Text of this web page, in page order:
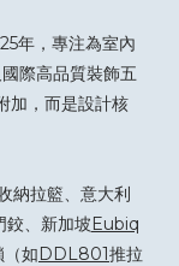
年，專注為室內
際高品質裝飾五
加，而是設計核
納拉籃、意大利
鉸、新加坡Eubiq
如DDL801推拉